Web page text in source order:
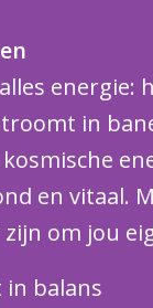
in
en vitaal.
om jou
balans